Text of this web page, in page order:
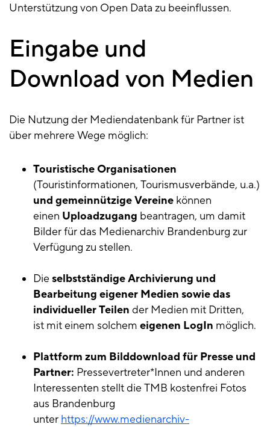
Unterstützung von Open Data zu beeinflussen.
Eingabe
und
Download
Eingabe und
Download von Medien
Die Nutzung der Mediendatenbank für Partner ist
über mehrere Wege möglich:
Touristische Organisationen
(Touristinformationen, Tourismusverbände, u.a.)
und gemeinnützige Vereine können
einen Uploadzugang beantragen, um damit
Bilder für das Medienarchiv Brandenburg zur
Verfügung zu stellen.
Dieselbstständige Archivierung und
Bearbeitung eigener Medien sowie das
individueller Teilen der Medien mit Dritten,
ist mit einem solchem eigenen LogIn möglich.
Plattform zum Bilddownload für Presse und
Partner: Pressevertreter*Innen und anderen
Interessenten stellt die TMB kostenfrei Fotos
aus Brandenburg
unter https://www.medienarchiv-